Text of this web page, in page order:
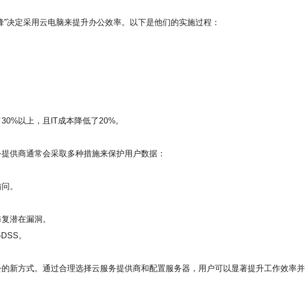
决定采用云电脑来提升办公效率。以下是他们的实施过程：
以上，且IT成本降低了20%。
供商通常会采取多种措施来保护用户数据：
。
潜在漏洞。
。
新方式。通过合理选择云服务提供商和配置服务器，用户可以显著提升工作效率